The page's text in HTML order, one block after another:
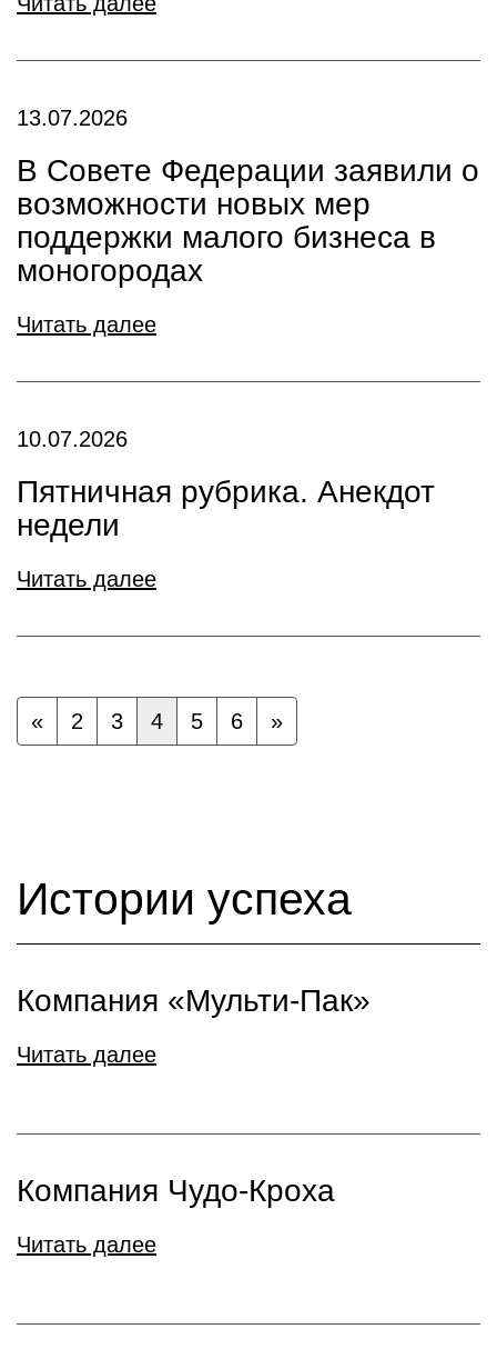
13.07.2026
В Совете Федерации заявили о
возможности новых мер
поддержки малого бизнеса в
моногородах
Читать далее
10.07.2026
Пятничная рубрика. Анекдот
недели
Читать далее
« 2 3 4 5 6 »
Истории успеха
Компания «Мульти-Пак»
Читать далее
Компания Чудо-Кроха
Читать далее